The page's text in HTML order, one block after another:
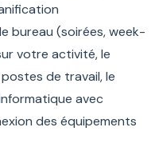
bureau (soirées, week-
votre activité, le
de travail, le
avec
des équipements